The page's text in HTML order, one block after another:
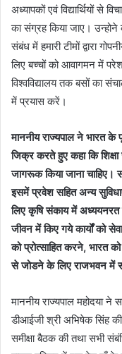
अध्यापकों एवं विद्यार्थियों से
का संग्रह किया जाए।
संबंध में हमारी टीमों द्वारा
लिए बच्चों को आवागमन में
विश्वविद्यालय तक बसों का
में प्रयास करें।
माननीय राज्यपाल ने भारत के
जिक्र करते हुए कहा कि
जागरूक किया जाना चाहिए।
इसमें प्रवेश सहित अन्य
लिए कृषि संकाय में अध्ययनरत
जीवन में किए गये कार्यों को
को प्रोत्साहित करने, भारत को
से जोडने के लिए राजभवन में
माननीय राज्यपाल महोदया
डीआईजी श्री अभिषेक सिंह
समीक्षा बैठक की तथा सभी